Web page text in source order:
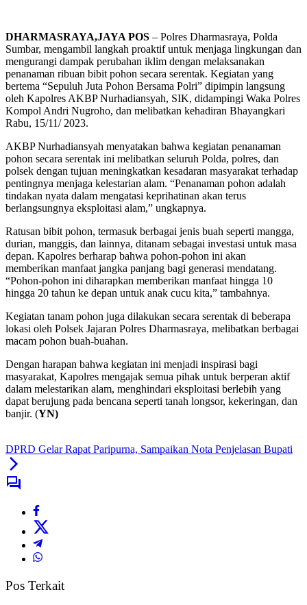
DHARMASRAYA,JAYA POS – Polres Dharmasraya, Polda
Sumbar, mengambil langkah proaktif untuk menjaga lingkungan dan
mengurangi dampak perubahan iklim dengan melaksanakan
penanaman ribuan bibit pohon secara serentak. Kegiatan yang
bertema “Sepuluh Juta Pohon Bersama Polri” dipimpin langsung
oleh Kapolres AKBP Nurhadiansyah, SIK, didampingi Waka Polres
Kompol Andri Nugroho, dan melibatkan kehadiran Bhayangkari
Rabu, 15/11/ 2023.
AKBP Nurhadiansyah menyatakan bahwa kegiatan penanaman
pohon secara serentak ini melibatkan seluruh Polda, polres, dan
polsek dengan tujuan meningkatkan kesadaran masyarakat terhadap
pentingnya menjaga kelestarian alam. “Penanaman pohon adalah
tindakan nyata dalam mengatasi keprihatinan akan terus
berlangsungnya eksploitasi alam,” ungkapnya.
Ratusan bibit pohon, termasuk berbagai jenis buah seperti mangga,
durian, manggis, dan lainnya, ditanam sebagai investasi untuk masa
depan. Kapolres berharap bahwa pohon-pohon ini akan
memberikan manfaat jangka panjang bagi generasi mendatang.
“Pohon-pohon ini diharapkan memberikan manfaat hingga 10
hingga 20 tahun ke depan untuk anak cucu kita,” tambahnya.
Kegiatan tanam pohon juga dilakukan secara serentak di beberapa
lokasi oleh Polsek Jajaran Polres Dharmasraya, melibatkan berbagai
macam pohon buah-buahan.
Dengan harapan bahwa kegiatan ini menjadi inspirasi bagi
masyarakat, Kapolres mengajak semua pihak untuk berperan aktif
dalam melestarikan alam, menghindari eksploitasi berlebih yang
dapat berujung pada bencana seperti tanah longsor, kekeringan, dan
banjir. (YN)
DPRD Gelar Rapat Paripurna, Sampaikan Nota Penjelasan Bupati
Pos Terkait